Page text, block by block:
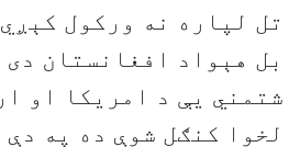
تل لپاره نه ورکول
شتمني یې د امريکا او